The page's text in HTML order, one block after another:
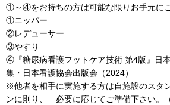
①～④をお持ちの方は可能な限りお手元にご
①ニッパー
②レデューサー
③やすり
④『糖尿病看護フットケア技術 第4版』日
集・日本看護協会出版会（2024）
※他者を相手に実施する方は自施設のスタ
ンに則り、 必要に応じてご準備下さい。